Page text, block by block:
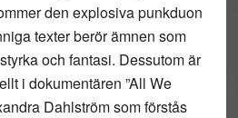
den explosiva punkduon
texter berör ämnen som
och fantasi. Dessutom är
i dokumentären ”All We
Dahlström som förstås